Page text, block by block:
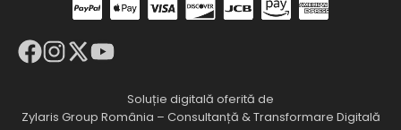
Soluție digitală oferită de
Zylaris Group România – Consultanță & Transformare Digitală